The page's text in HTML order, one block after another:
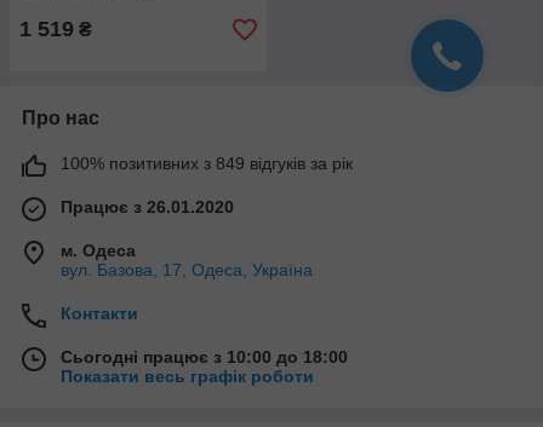
1 519 ₴
Про нас
100% позитивних з 849 відгуків за рік
Працює з 26.01.2020
м. Одеса
вул. Базова, 17, Одеса, Україна
Контакти
Сьогодні працює з 10:00 до 18:00
Показати весь графік роботи